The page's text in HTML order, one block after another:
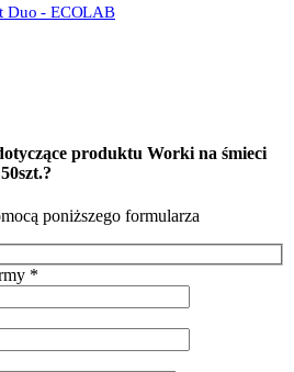
Duo - ECOLAB
produktu Worki na śmieci
?
poniższego formularza
*